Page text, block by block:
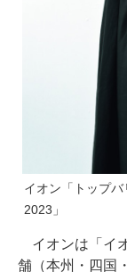
イオン「トップ
2023」
イオンは「イ
舗（本州・四国